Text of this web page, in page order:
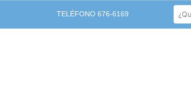
TELÉFONO 676-6169